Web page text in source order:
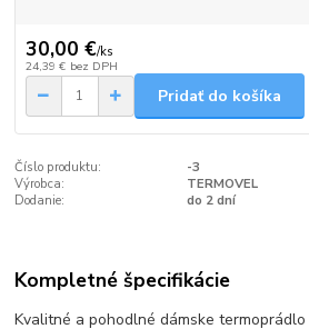
30,00 €/ks
24,39 € bez DPH
Pridať do košíka
Číslo produktu:
-3
Výrobca:
TERMOVEL
Dodanie:
do 2 dní
Kompletné špecifikácie
Kvalitné a pohodlné dámske